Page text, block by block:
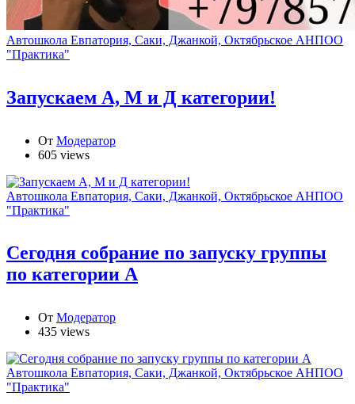
Автошкола Евпатория, Саки, Джанкой, Октябрьское АНПОО
"Практика"
Запускаем А, М и Д категории!
От Модератор
605 views
Автошкола Евпатория, Саки, Джанкой, Октябрьское АНПОО
"Практика"
Сегодня собрание по запуску группы
по категории А
От Модератор
435 views
Автошкола Евпатория, Саки, Джанкой, Октябрьское АНПОО
"Практика"